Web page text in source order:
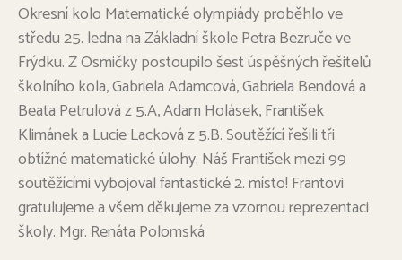
Okresní kolo Matematické olympiády proběhlo ve
středu 25. ledna na Základní škole Petra Bezruče ve
Frýdku. Z Osmičky postoupilo šest úspěšných řešitelů
školního kola, Gabriela Adamcová, Gabriela Bendová a
Beata Petrulová z 5.A, Adam Holásek, František
Klimánek a Lucie Lacková z 5.B. Soutěžící řešili tři
obtížné matematické úlohy. Náš František mezi 99
soutěžícími vybojoval fantastické 2. místo! Frantovi
gratulujeme a všem děkujeme za vzornou reprezentaci
školy. Mgr. Renáta Polomská